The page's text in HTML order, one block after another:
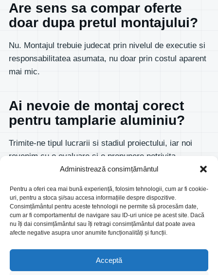
Administrează consimțământul
Pentru a oferi cea mai bună experiență, folosim tehnologii, cum ar fi cookie-
uri, pentru a stoca și/sau accesa informațiile despre dispozitive.
Consimțământul pentru aceste tehnologii ne permite să procesăm date,
cum ar fi comportamentul de navigare sau ID-uri unice pe acest site. Dacă
nu îți dai consimțământul sau îți retragi consimțământul dat poate avea
afecte negative asupra unor anumite funcționalități și funcții.
Acceptă
Are sens sa compar oferte
doar dupa pretul montajului?
Nu. Montajul trebuie judecat prin nivelul de executie si
responsabilitatea asumata, nu doar prin costul aparent
mai mic.
Ai nevoie de montaj corect
pentru tamplarie aluminiu?
Trimite-ne tipul lucrarii si stadiul proiectului, iar noi
revenim cu o evaluare si o propunere potrivita.
Glass Building Systems
Pereti cortina, fatade din sticla si aluminiu, tamplarie
aluminiu si fatade ventilate